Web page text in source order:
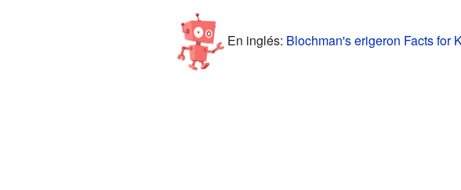
En inglés: Blochman's erigeron Facts for